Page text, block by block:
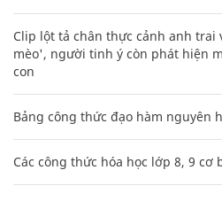
Clip lột tả chân thực cảnh anh trai
mèo', người tinh ý còn phát hiện
con
Bảng công thức đạo hàm nguyên
Các công thức hóa học lớp 8, 9 cơ